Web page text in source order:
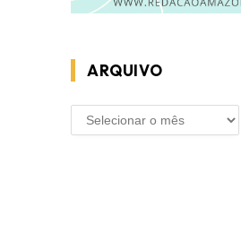
ARQUIVO
ARQUIVO